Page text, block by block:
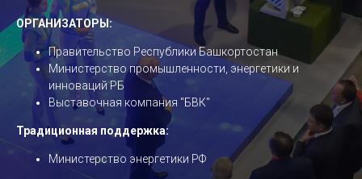
ОРГАНИЗАТОРЫ:
Правительство Республики Башкортостан
Министерство промышленности, энергетики и
инноваций РБ
Выставочная компания "БВК"
Традиционная поддержка:
Министерство энергетики РФ